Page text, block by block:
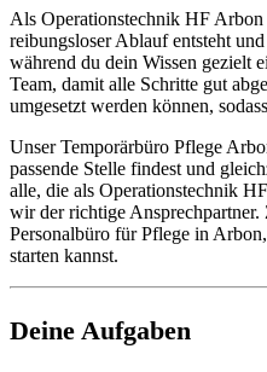
Als Operationstechnik HF Arbon
reibungsloser Ablauf entsteht
während du dein Wissen gezielt
Team, damit alle Schritte gut
umgesetzt werden können,
Unser Temporärbüro Pflege
passende Stelle findest und
alle, die als Operationstechnik
wir der richtige Ansprechpartner.
Personalbüro für Pflege in
starten kannst.
Deine Aufgaben